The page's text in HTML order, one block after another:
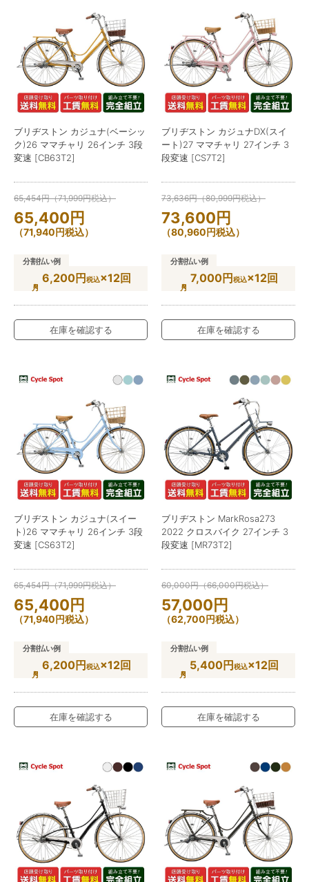
ブリヂストン カジュナ(ベーシッ
ク)26 ママチャリ 26インチ 3段
変速 [CB63T2]
65,454円（71,999円税込）
65,400円
（71,940円税込）
分割払い例
6,200円税込×12回
在庫を確認する
ブリヂストン カジュナDX(スイ
ート)27 ママチャリ 27インチ 3
段変速 [CS7T2]
73,636円（80,999円税込）
73,600円
（80,960円税込）
分割払い例
7,000円税込×12回
在庫を確認する
ブリヂストン カジュナ(スイー
ト)26 ママチャリ 26インチ 3段
変速 [CS63T2]
65,454円（71,999円税込）
65,400円
（71,940円税込）
分割払い例
6,200円税込×12回
在庫を確認する
ブリヂストン MarkRosa273
2022 クロスバイク 27インチ 3
段変速 [MR73T2]
60,000円（66,000円税込）
57,000円
（62,700円税込）
分割払い例
5,400円税込×12回
在庫を確認する